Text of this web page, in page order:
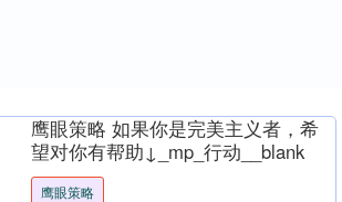
鹰眼策略 如果你是完美主义者，希
望对你有帮助↓_mp_行动__blank
鹰眼策略